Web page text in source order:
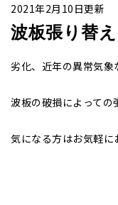
2021年2月10日更新
波板張り替
劣化、近年の異常気象
波板の破損によっての
気になる方はお気軽に